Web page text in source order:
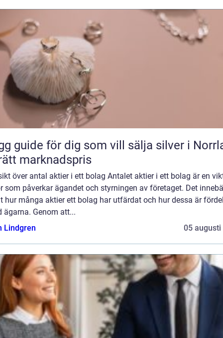
guide för dig som vill sälja silver i
marknadspris
över antal aktier i ett bolag Antalet aktier i ett bolag är en
som påverkar ägandet och styrningen av företaget. Det
hur många aktier ett bolag har utfärdat och hur dessa är
ägarna. Genom att...
Lindgren
05 augusti